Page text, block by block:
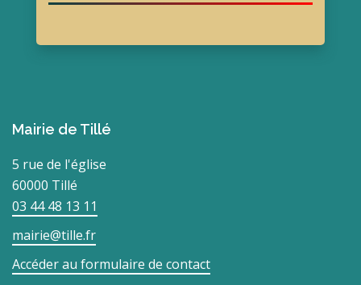
Mairie de Tillé
5 rue de l'église
60000 Tillé
03 44 48 13 11
mairie@tille.fr
Accéder au formulaire de contact